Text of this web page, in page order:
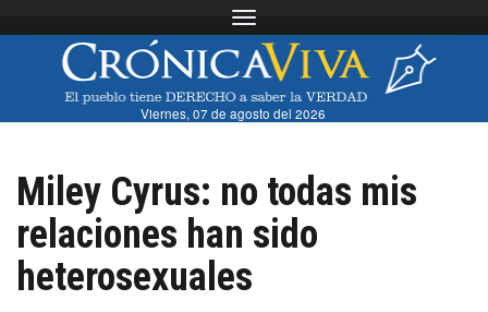
Toggle navigation
Viernes, 07 de agosto del 2026
Miley Cyrus: no todas mis
relaciones han sido
heterosexuales